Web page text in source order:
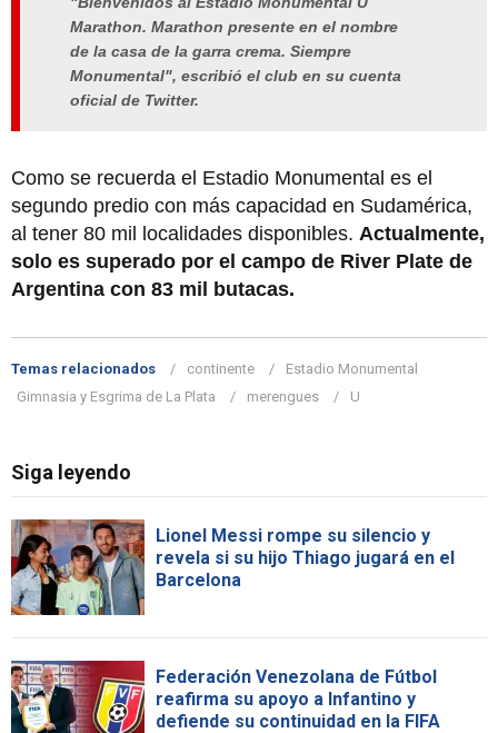
Marathon. Marathon presente en el nombre
de la casa de la garra crema. Siempre
Monumental", escribió el club en su cuenta
oficial de Twitter.
Como se recuerda el Estadio Monumental es el
segundo predio con más capacidad en Sudamérica,
al tener 80 mil localidades disponibles. Actualmente,
solo es superado por el campo de River Plate de
Argentina con 83 mil butacas.
Temas relacionados continente
Estadio Monumental
Gimnasia y Esgrima de La Plata
merengues U
Siga leyendo
Lionel Messi rompe su silencio y
revela si su hijo Thiago jugará en el
Barcelona
Federación Venezolana de Fútbol
reafirma su apoyo a Infantino y
defiende su continuidad en la FIFA